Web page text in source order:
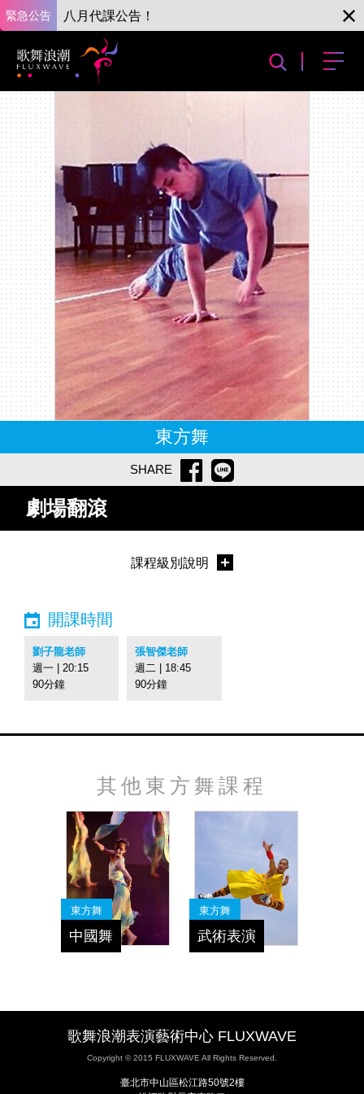
緊急公告 八月代課公告！
東方舞
SHARE
劇場翻滾
課程級別說明
開課時間
劉子龍老師
週一 | 20:15
90分鐘
張智傑老師
週二 | 18:45
90分鐘
其他東方舞課程
東方舞
中國舞
東方舞
武術表演
歌舞浪潮表演藝術中心 FLUXWAVE
Copyright © 2015 FLUXWAVE All Rights Reserved.
臺北市中山區松江路50號2樓